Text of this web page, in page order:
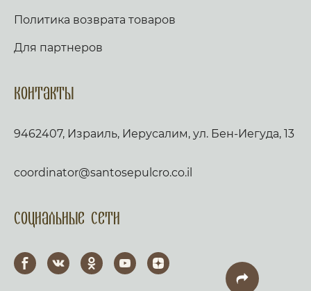
Политика возврата товаров
Для партнеров
Контакты
9462407, Израиль, Иерусалим, ул. Бен-Иегуда, 13
coordinator@santosepulcro.co.il
Социальные сети